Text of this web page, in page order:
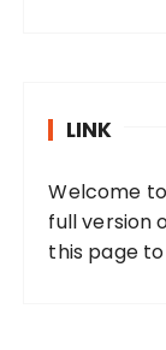
LINK
Welcome
full version
this page